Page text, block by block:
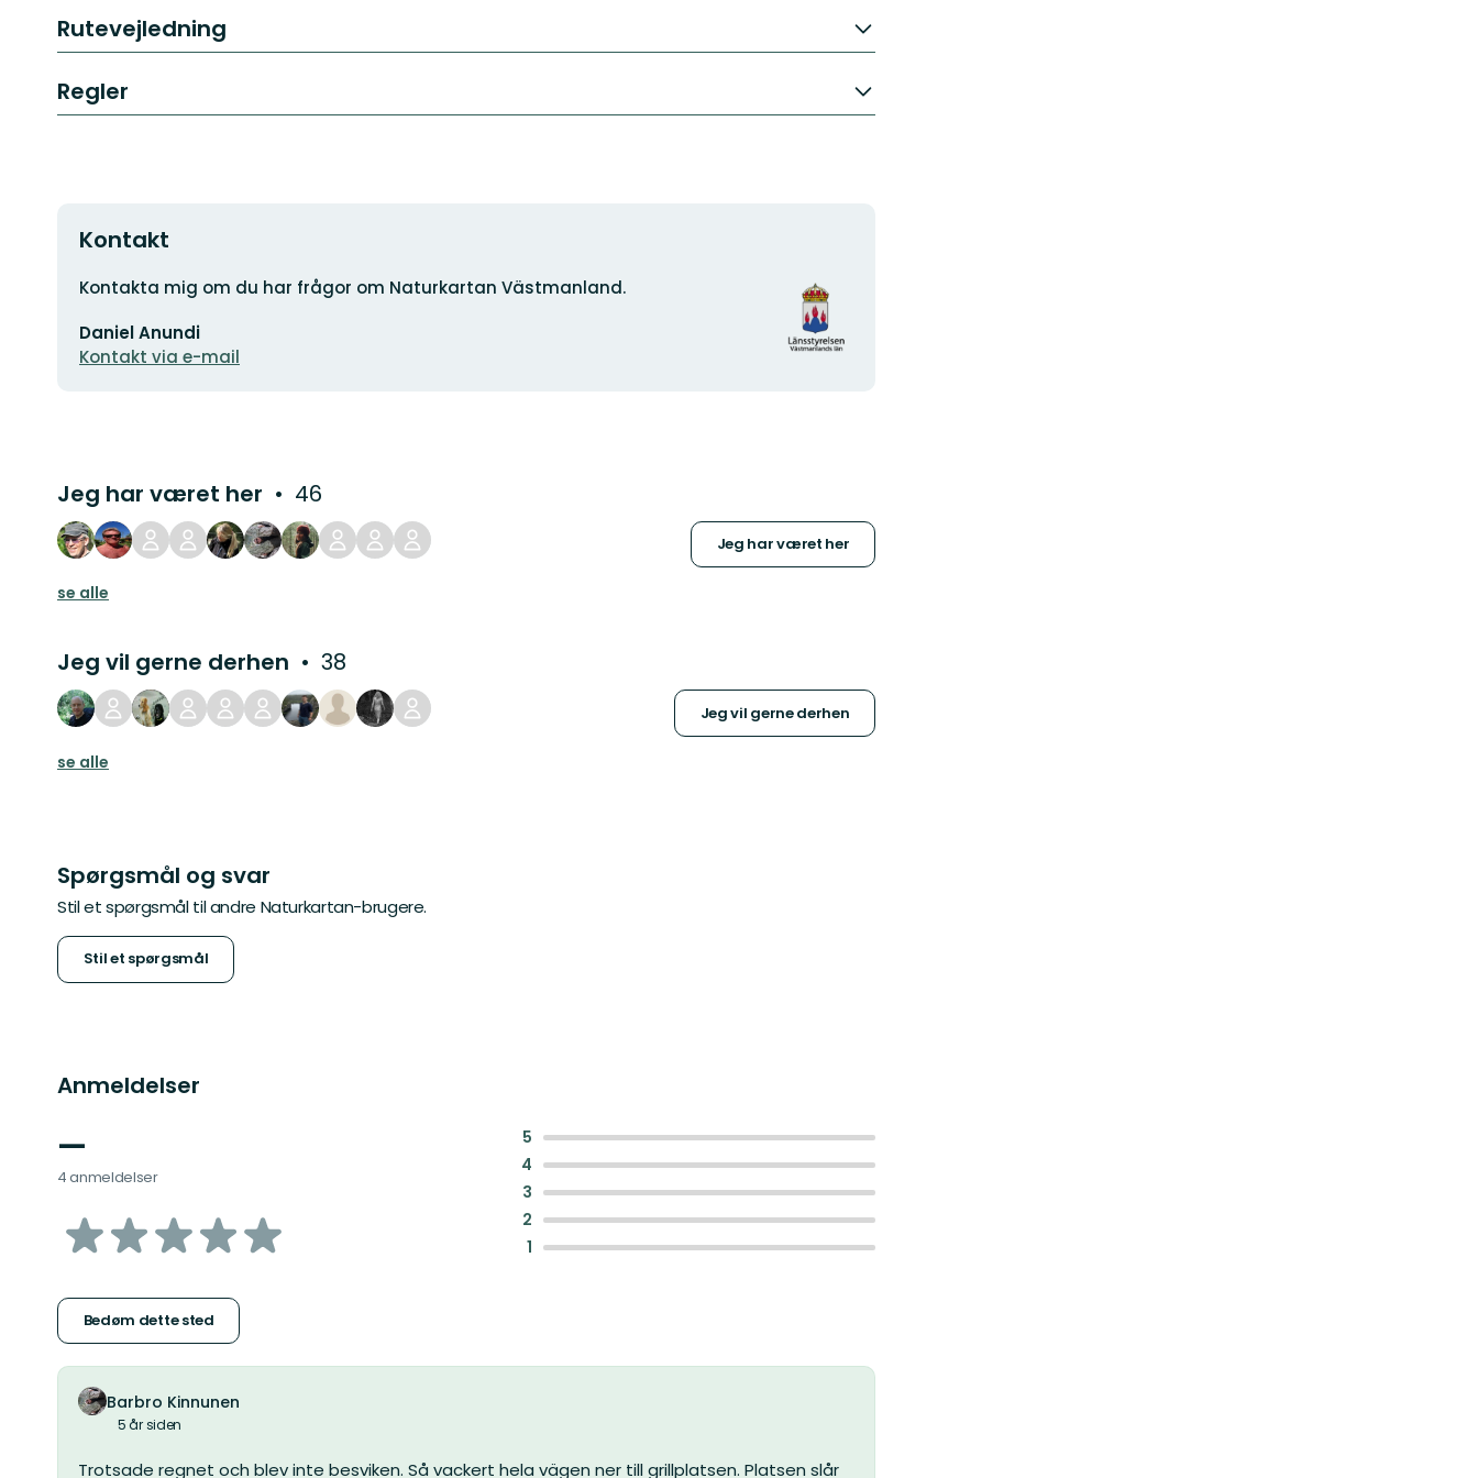
Rutevejledning
Regler
Kontakt
Adresse
Kontakta mig om du har frågor om Naturkartan Västmanland.
mailadresse
Daniel Anundi
Kontakt via e-mail
Organisationens
logotype
Jeg har været her 46
Jeg har været her
se alle
Jeg vil gerne derhen 38
Jeg vil gerne derhen
se alle
Spørgsmål og svar
Stil et spørgsmål til andre Naturkartan-brugere.
Stil et spørgsmål
Anmeldelser
—
4 anmeldelser
ud
5
stjerner
Bedøm dette sted
5
4
3
2
1
Barbro Kinnunen
5 år siden
Trotsade regnet och blev inte besviken. Så vackert hela vägen ner till grillplatsen. Platsen slår